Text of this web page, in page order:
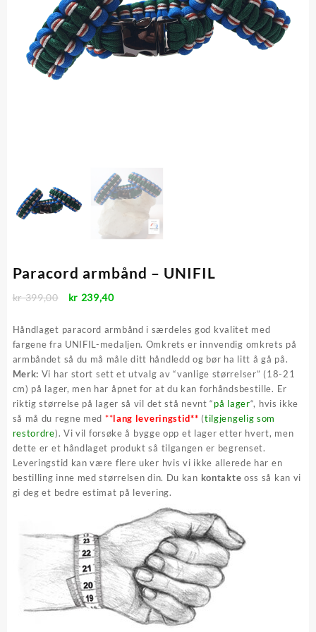
Paracord armbånd – UNIFIL
kr399,00
Opprinnelig
var:
kr 399,00.
kr 239,40Nåværende
er:
kr 239,40.
Håndlaget paracord armbånd i særdeles god kvalitet med
fargene fra UNIFIL-medaljen. Omkrets er innvendig omkrets på
armbåndet så du må måle ditt håndledd og bør ha litt å gå på.
Merk: Vi har stort sett et utvalg av “vanlige størrelser” (18-21
cm) på lager, men har åpnet for at du kan forhåndsbestille. Er
riktig størrelse på lager så vil det stå nevnt “på lager“, hvis ikke
så må du regne med **lang leveringstid** (tilgjengelig som
restordre). Vi vil forsøke å bygge opp et lager etter hvert, men
dette er et håndlaget produkt så tilgangen er begrenset.
Leveringstid kan være flere uker hvis vi ikke allerede har en
bestilling inne med størrelsen din. Du kan kontakte oss så kan vi
gi deg et bedre estimat på levering.